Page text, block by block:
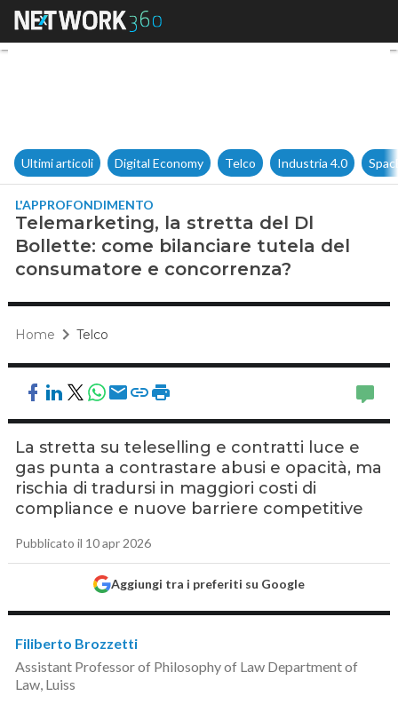
Telemarketing, la stretta del
Ultimi articoli Digital Economy Telco Industria 4.0
L'APPROFONDIMENTO
Telemarketing, la stretta del Dl
Bollette: come bilanciare tutela del
consumatore e concorrenza?
Home Telco
La stretta su teleselling e contratti luce e
gas punta a contrastare abusi e opacità, ma
rischia di tradursi in maggiori costi di
compliance e nuove barriere competitive
Pubblicato il 10 apr 2026
Aggiungi tra i preferiti su Google
Filiberto Brozzetti
Assistant Professor of Philosophy of Law Department of
Law, Luiss